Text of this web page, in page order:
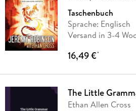
Taschenbuch
Sprache: Englisch
Versand in 3-4
16,49 €*
The Little
Ethan Allen Cross